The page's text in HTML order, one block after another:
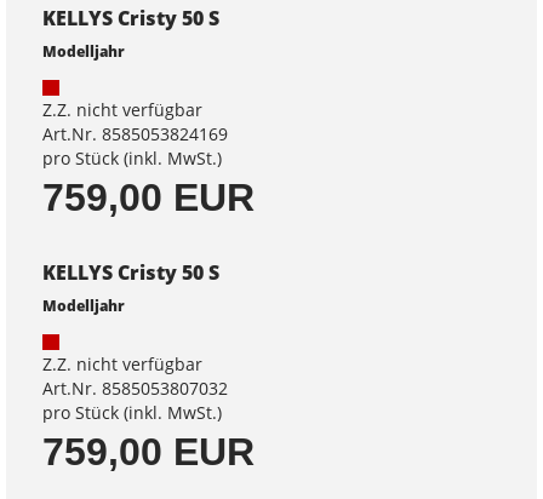
KELLYS Cristy 50 S
Modelljahr
Z.Z. nicht verfügbar
Art.Nr. 8585053824169
pro Stück (inkl. MwSt.)
759,00 EUR
KELLYS Cristy 50 S
Modelljahr
Z.Z. nicht verfügbar
Art.Nr. 8585053807032
pro Stück (inkl. MwSt.)
759,00 EUR